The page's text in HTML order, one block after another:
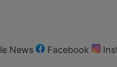
News Facebook